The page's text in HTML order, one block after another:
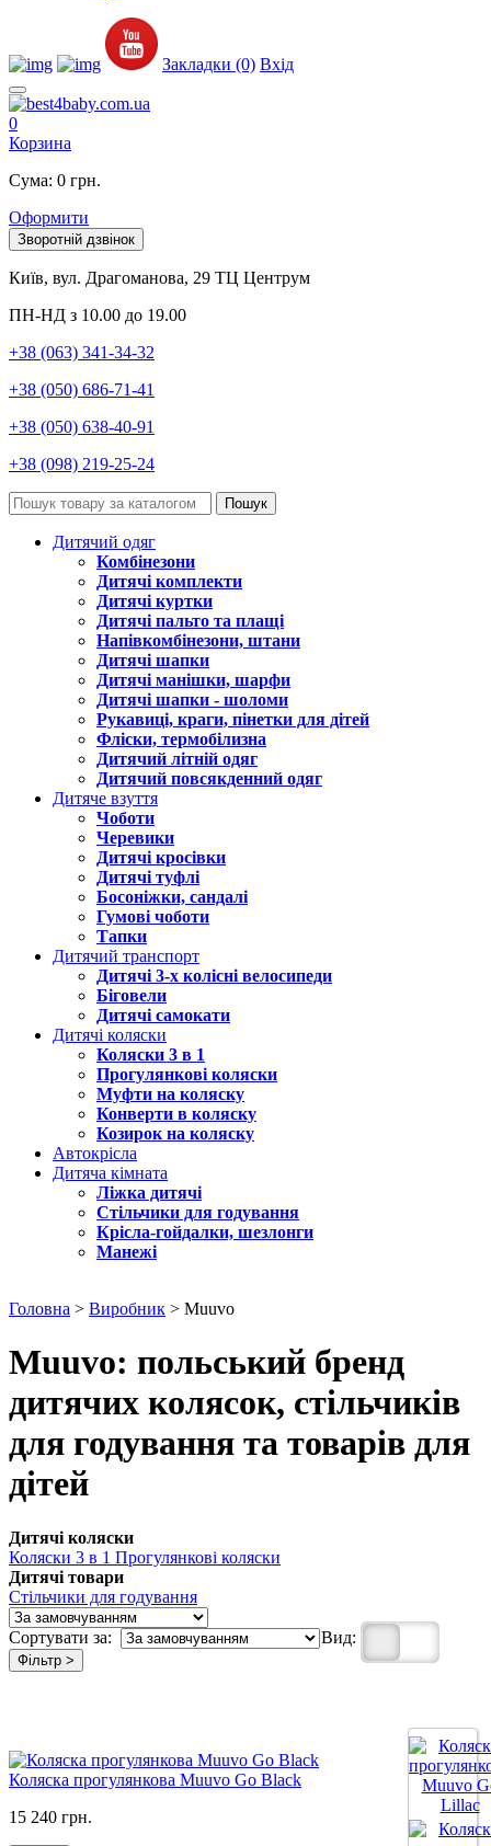
Закладки (0) Вхід
0
Корзина
Сума: 0 грн.
Оформити
Зворотній дзвінок
Київ, вул. Драгоманова, 29 ТЦ Центрум
ПН-НД з 10.00 до 19.00
+38 (063) 341-34-32
+38 (050) 686-71-41
+38 (050) 638-40-91
+38 (098) 219-25-24
Пошук
Дитячий одяг
Комбінезони
Дитячі комплекти
Дитячі куртки
Дитячі пальто та плащі
Напівкомбінезони, штани
Дитячі шапки
Дитячі манішки, шарфи
Дитячі шапки - шоломи
Рукавиці, краги, пінетки для дітей
Фліски, термобілизна
Дитячий літній одяг
Дитячий повсякденний одяг
Дитяче взуття
Чоботи
Черевики
Дитячі кросівки
Дитячі туфлі
Босоніжки, сандалі
Гумові чоботи
Тапки
Дитячий транспорт
Дитячі 3-х колісні велосипеди
Біговели
Дитячі самокати
Дитячі коляски
Коляски 3 в 1
Прогулянкові коляски
Муфти на коляску
Конверти в коляску
Козирок на коляску
Автокрісла
Дитяча кімната
Ліжка дитячі
Стільчики для годування
Крісла-гойдалки, шезлонги
Манежі
Головна > Виробник > Muuvo
Muuvo: польський бренд
дитячих колясок, стільчиків
для годування та товарів для
дітей
Дитячі коляски
Коляски 3 в 1 Прогулянкові коляски
Дитячі товари
Стільчики для годування
Сортувати за: Вид:
Фільтр >
Коляска прогулянкова Muuvo Go Black
15 240 грн.